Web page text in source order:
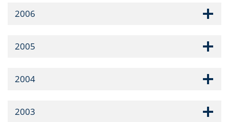
2006
2005
2004
2003